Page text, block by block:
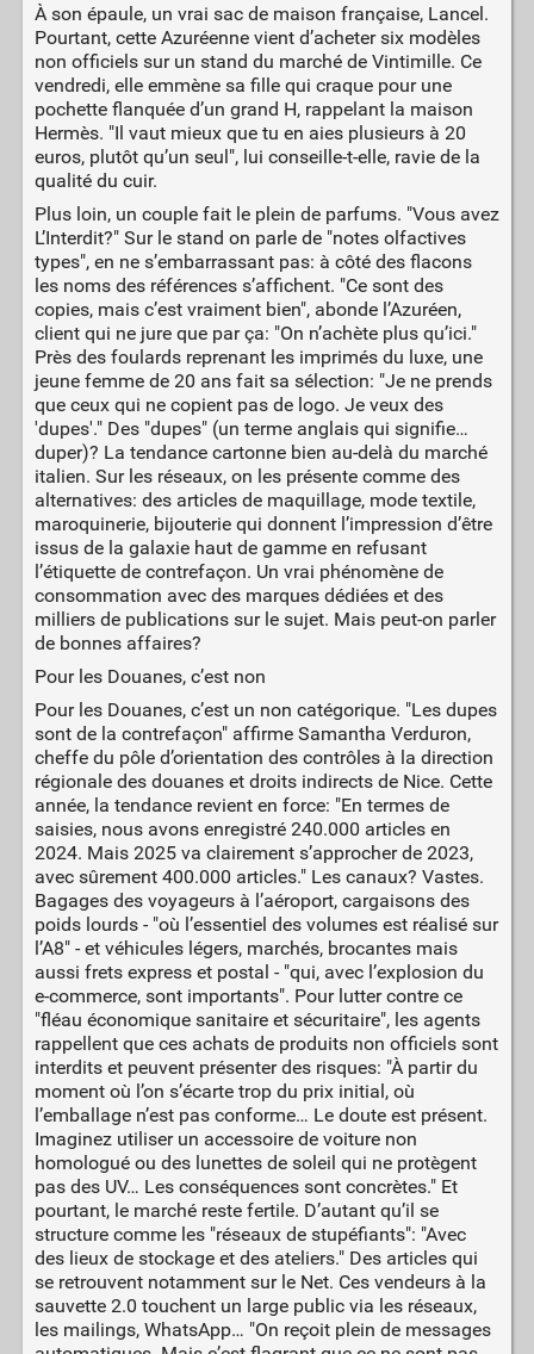
À son épaule, un vrai sac de maison française, Lancel.
Pourtant, cette Azuréenne vient d’acheter six modèles
non officiels sur un stand du marché de Vintimille. Ce
vendredi, elle emmène sa fille qui craque pour une
pochette flanquée d’un grand H, rappelant la maison
Hermès. "Il vaut mieux que tu en aies plusieurs à 20
euros, plutôt qu’un seul", lui conseille-t-elle, ravie de la
qualité du cuir.
Plus loin, un couple fait le plein de parfums. "Vous avez
L’Interdit?" Sur le stand on parle de "notes olfactives
types", en ne s’embarrassant pas: à côté des flacons
les noms des références s’affichent. "Ce sont des
copies, mais c’est vraiment bien", abonde l’Azuréen,
client qui ne jure que par ça: "On n’achète plus qu’ici."
Près des foulards reprenant les imprimés du luxe, une
jeune femme de 20 ans fait sa sélection: "Je ne prends
que ceux qui ne copient pas de logo. Je veux des
'dupes'." Des "dupes" (un terme anglais qui signifie…
duper)? La tendance cartonne bien au-delà du marché
italien. Sur les réseaux, on les présente comme des
alternatives: des articles de maquillage, mode textile,
maroquinerie, bijouterie qui donnent l’impression d’être
issus de la galaxie haut de gamme en refusant
l’étiquette de contrefaçon. Un vrai phénomène de
consommation avec des marques dédiées et des
milliers de publications sur le sujet. Mais peut-on parler
de bonnes affaires?
Pour les Douanes, c’est non
Pour les Douanes, c’est un non catégorique. "Les dupes
sont de la contrefaçon" affirme Samantha Verduron,
cheffe du pôle d’orientation des contrôles à la direction
régionale des douanes et droits indirects de Nice. Cette
année, la tendance revient en force: "En termes de
saisies, nous avons enregistré 240.000 articles en
2024. Mais 2025 va clairement s’approcher de 2023,
avec sûrement 400.000 articles." Les canaux? Vastes.
Bagages des voyageurs à l’aéroport, cargaisons des
poids lourds - "où l’essentiel des volumes est réalisé sur
l’A8" - et véhicules légers, marchés, brocantes mais
aussi frets express et postal - "qui, avec l’explosion du
e-commerce, sont importants". Pour lutter contre ce
"fléau économique sanitaire et sécuritaire", les agents
rappellent que ces achats de produits non officiels sont
interdits et peuvent présenter des risques: "À partir du
moment où l’on s’écarte trop du prix initial, où
l’emballage n’est pas conforme… Le doute est présent.
Imaginez utiliser un accessoire de voiture non
homologué ou des lunettes de soleil qui ne protègent
pas des UV… Les conséquences sont concrètes." Et
pourtant, le marché reste fertile. D’autant qu’il se
structure comme les "réseaux de stupéfiants": "Avec
des lieux de stockage et des ateliers." Des articles qui
se retrouvent notamment sur le Net. Ces vendeurs à la
sauvette 2.0 touchent un large public via les réseaux,
les mailings, WhatsApp… "On reçoit plein de messages